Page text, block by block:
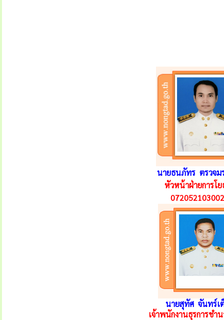
นายธนภัทร ตรวจม
หัวหน้าฝ่ายการโย
นายสุทัศ จันทร์เ
เจ้าพนักงานธุรการชำ